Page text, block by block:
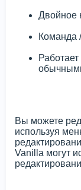
Двойное
Команда
Вы можете
используя
Vanilla могут